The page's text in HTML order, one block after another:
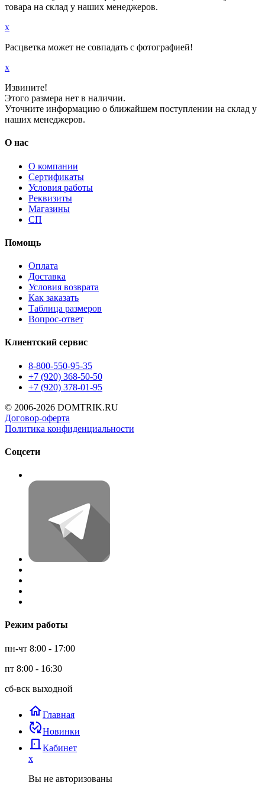
товара на склад у наших менеджеров.
x
Расцветка может не совпадать с фотографией!
x
Извините!
Этого размера нет в наличии.
Уточните информацию о ближайшем поступлении на склад у
наших менеджеров.
О нас
О компании
Сертификаты
Условия работы
Реквизиты
Магазины
СП
Помощь
Оплата
Доставка
Условия возврата
Как заказать
Таблица размеров
Вопрос-ответ
Клиентский сервис
8-800-550-95-35
+7 (920) 368-50-50
+7 (920) 378-01-95
© 2006-2026 DOMTRIK.RU
Договор-оферта
Политика конфиденциальности
Соцсети
Режим работы
пн-чт 8:00 - 17:00
пт 8:00 - 16:30
сб-вск выходной
homeГлавная
published_with_changesНовинки
door_back Кабинет
x
Вы не авторизованы